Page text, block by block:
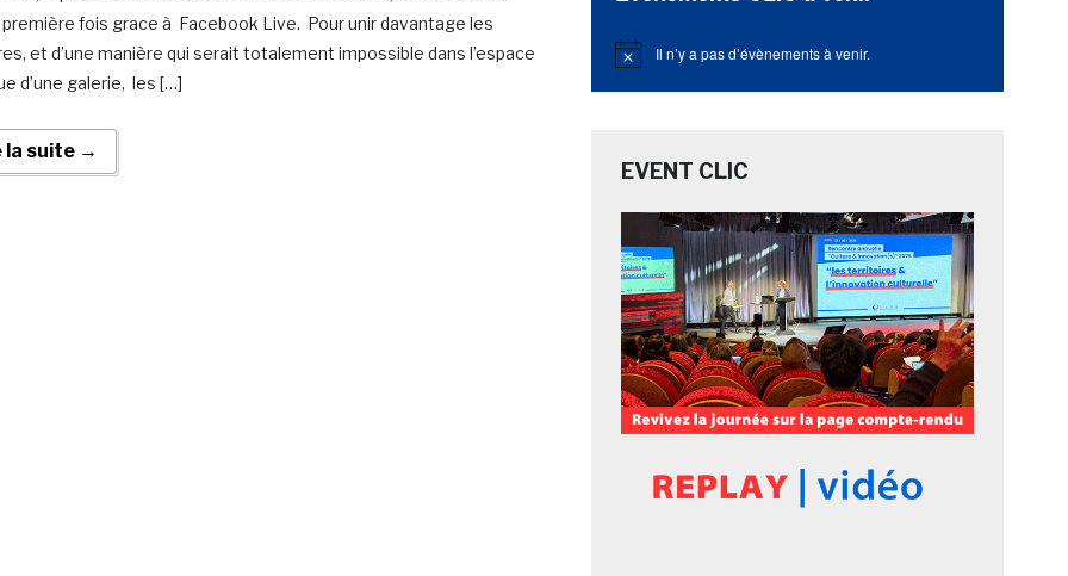
première fois grace à Facebook Live. Pour unir davantage les
et d’une manière qui serait totalement impossible dans l’espace
d’une galerie, les […]
la suite →
Notice Il n’y a pas d’évènements à venir.
EVENT CLIC